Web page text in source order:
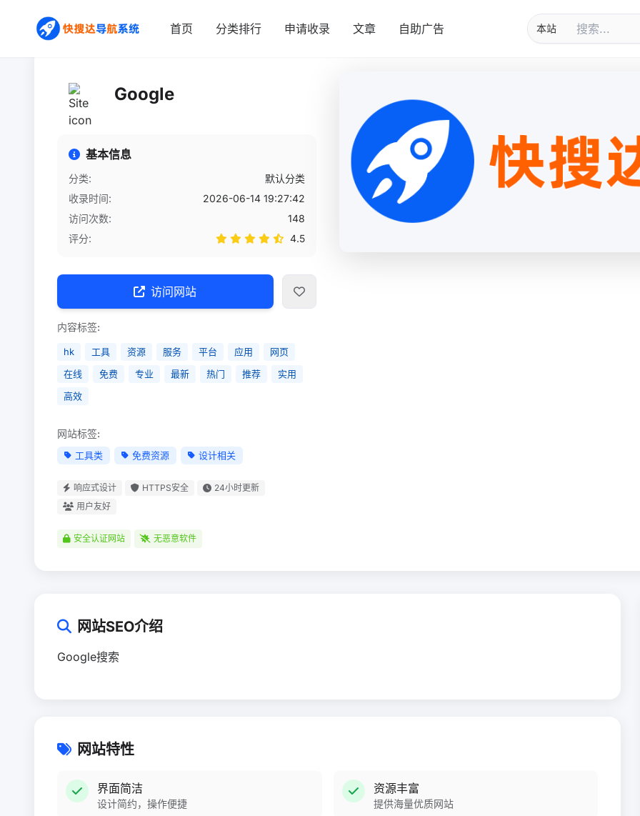
首页 分类排行 申请收录 文章 自助广告
首页 / 网站详情
Google
基本信息
分类:
默认分类
收录时间:
2026-06-14 19:27:42
访问次数:
148
评分:
4.5
访问网站
内容标签:
hk 工具 资源 服务 平台 应用
网页
在线
免费 专业 最新 热门 推荐
实用
高效
网站标签:
工具类 免费资源 设计相关
响应式设计 HTTPS安全
24小时更新
用户友好
安全认证网站 无恶意软件
网站SEO介绍
Google搜索
网站特性
界面简洁
设计简约，操作便捷
资源丰富
提供海量优质网站